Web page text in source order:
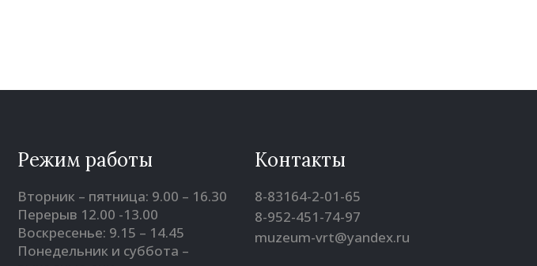
Режим работы
Вторник – пятница: 9.00 – 16.30
Перерыв 12.00 -13.00
Воскресенье: 9.15 – 14.45
Понедельник и суббота –
Контакты
8-83164-2-01-65
8-952-451-74-97
muzeum-vrt@yandex.ru